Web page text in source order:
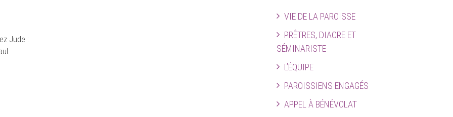
Jude :
VIE DE LA PAROISSE
PRÊTRES, DIACRE ET
SÉMINARISTE
L’ÉQUIPE
PAROISSIENS ENGAGÉS
APPEL À BÉNÉVOLAT